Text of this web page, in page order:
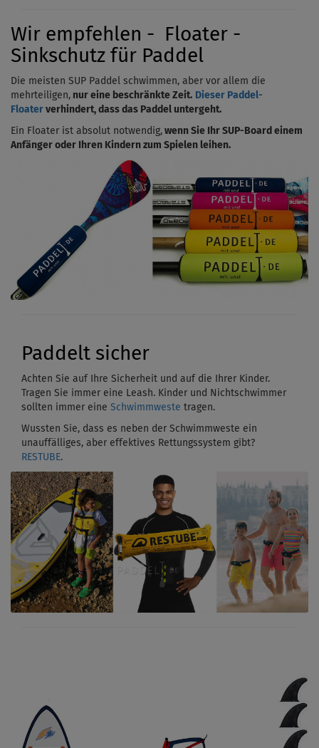
Wir empfehlen - Floater -
Sinkschutz für Paddel
Die meisten SUP Paddel schwimmen, aber vor allem die
mehrteiligen, nur eine beschränkte Zeit. Dieser Paddel-
Floater verhindert, dass das Paddel untergeht.
Ein Floater ist absolut notwendig, wenn Sie Ihr SUP-Board einem
Anfänger oder Ihren Kindern zum Spielen leihen.
Paddelt sicher
Achten Sie auf Ihre Sicherheit und auf die Ihrer Kinder.
Tragen Sie immer eine Leash. Kinder und Nichtschwimmer
sollten immer eine Schwimmweste tragen.
Wussten Sie, dass es neben der Schwimmweste ein
unauffälliges, aber effektives Rettungssystem gibt?
RESTUBE.